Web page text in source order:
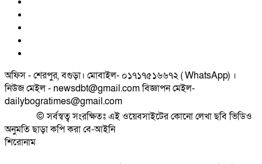
অফিস - শেরপুর, বগুড়া। মোবাইল- ০১৭১৭৫১৬৬৭২ ( WhatsApp) ।
নিউজ মেইল - newsdbt@gmail.com বিজ্ঞাপন মেইল-
dailybogratimes@gmail.com
© সর্বস্বত্ব সংরক্ষিতঃ এই ওয়েবসাইটের কোনো লেখা ছবি ভিডিও
অনুমতি ছাড়া কপি করা বে-আইনি
শিরোনাম